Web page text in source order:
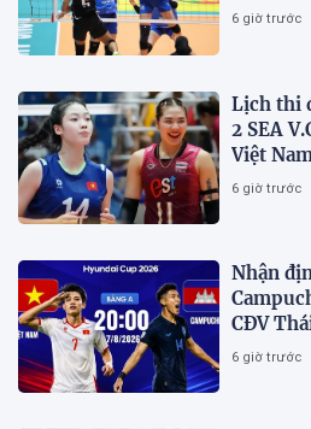
6 giờ trước
Lịch thi
2 SEA
Việt
nào?
6 giờ trước
Nhận
CĐV
sốt
6 giờ trước